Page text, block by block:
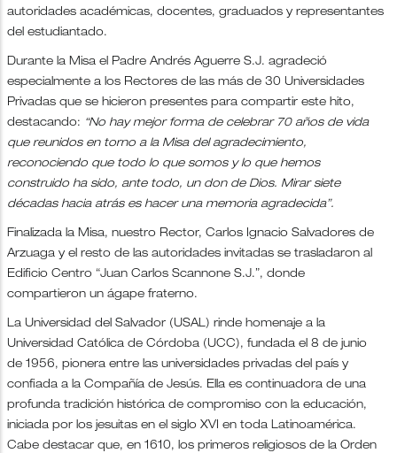
autoridades académicas, docentes, graduados y representantes
del estudiantado.
Durante la Misa el Padre Andrés Aguerre S.J. agradeció
especialmente a los Rectores de las más de 30 Universidades
Privadas que se hicieron presentes para compartir este hito,
destacando: “No hay mejor forma de celebrar 70 años de vida
que reunidos en torno a la Misa del agradecimiento,
reconociendo que todo lo que somos y lo que hemos
construido ha sido, ante todo, un don de Dios. Mirar siete
décadas hacia atrás es hacer una memoria agradecida”.
Finalizada la Misa, nuestro Rector, Carlos Ignacio Salvadores de
Arzuaga y el resto de las autoridades invitadas se trasladaron al
Edificio Centro “Juan Carlos Scannone S.J.”, donde
compartieron un ágape fraterno.
La Universidad del Salvador (USAL) rinde homenaje a la
Universidad Católica de Córdoba (UCC), fundada el 8 de junio
de 1956, pionera entre las universidades privadas del país y
confiada a la Compañía de Jesús. Ella es continuadora de una
profunda tradición histórica de compromiso con la educación,
iniciada por los jesuitas en el siglo XVI en toda Latinoamérica.
Cabe destacar que, en 1610, los primeros religiosos de la Orden